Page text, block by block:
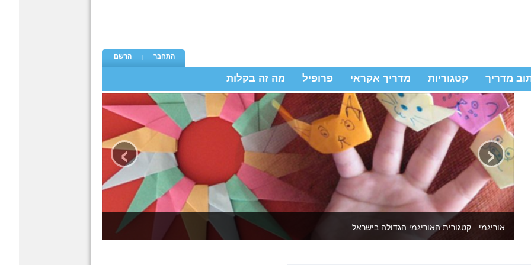
הרשם התחבר
מדריך קטגוריות מדריך אקראי פרופיל מה זה בקלות
יצירה לילדים ולמבוגרים - באתר מדריכי יצירה שידהימו אתכם מחדש כל פעם
‹
›